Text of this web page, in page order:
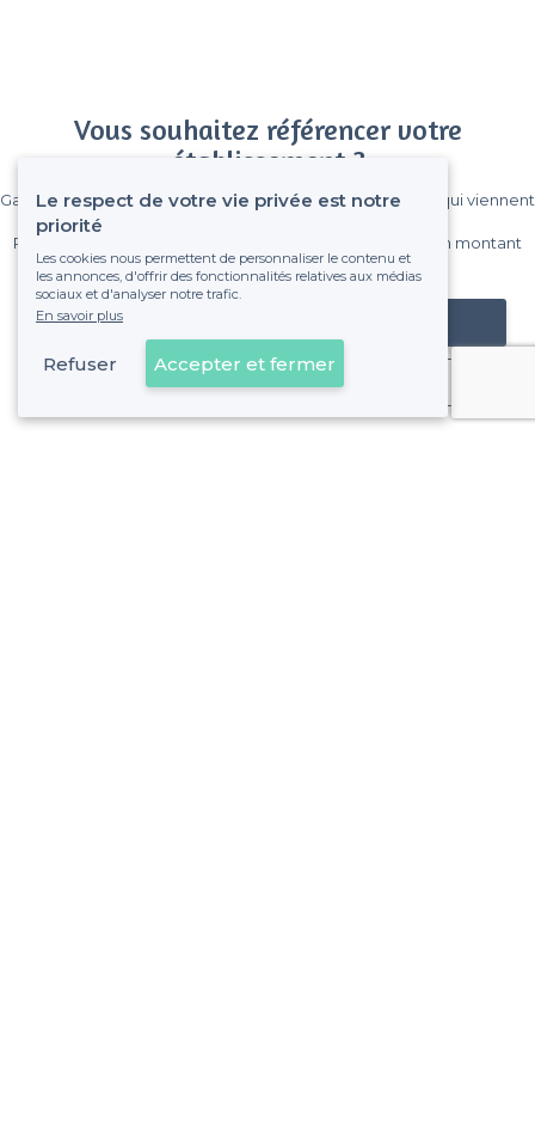
Vous souhaitez référencer votre
établissement ?
Gagnez de nombreux clients parmi le million de visiteurs qui viennent
Pas de commissions et sans engagement, vous payez un montant
fixe sans risque de voir déraper la facture.
Référencer mon établissement
Déjà client
Le respect de votre vie privée est notre
priorité
Les cookies nous permettent de personnaliser le contenu et
les annonces, d'offrir des fonctionnalités relatives aux médias
sociaux et d'analyser notre trafic.
En savoir plus
Refuser Accepter et fermer